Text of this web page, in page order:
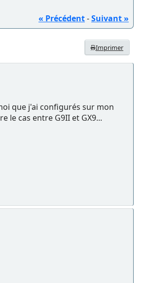
« Précédent-Suivant »
Imprimer
que j'ai configurés sur mon
le cas entre G9II et GX9...